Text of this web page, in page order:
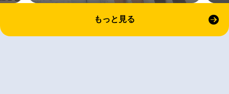
もっと見る